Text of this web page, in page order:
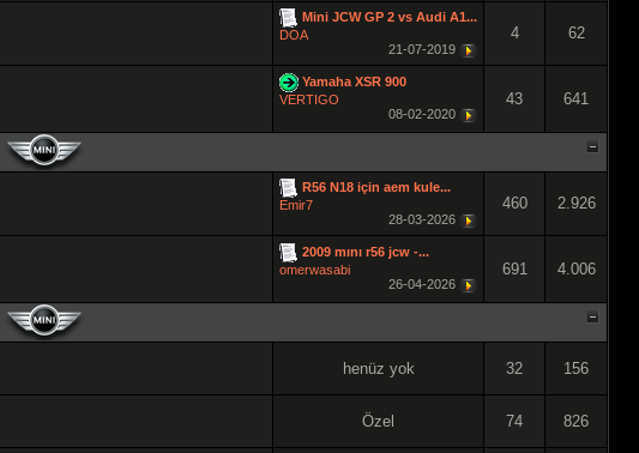
Mini JCW GP 2 vs Audi A1...
DOA
21-07-2019
4 62
Yamaha XSR 900
VERTIGO
08-02-2020
43 641
R56 N18 için aem kule...
Emir7
28-03-2026
460 2.926
2009 mını r56 jcw -...
omerwasabi
26-04-2026
691 4.006
henüz yok 32 156
Özel 74 826